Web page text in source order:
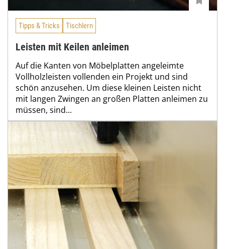
Tipps & Tricks Tischlern
Leisten mit Keilen anleimen
Auf die Kanten von Möbelplatten angeleimte
Vollholzleisten vollenden ein Projekt und sind
schön anzusehen. Um diese kleinen Leisten nicht
mit langen Zwingen an großen Platten anleimen zu
müssen, sind...